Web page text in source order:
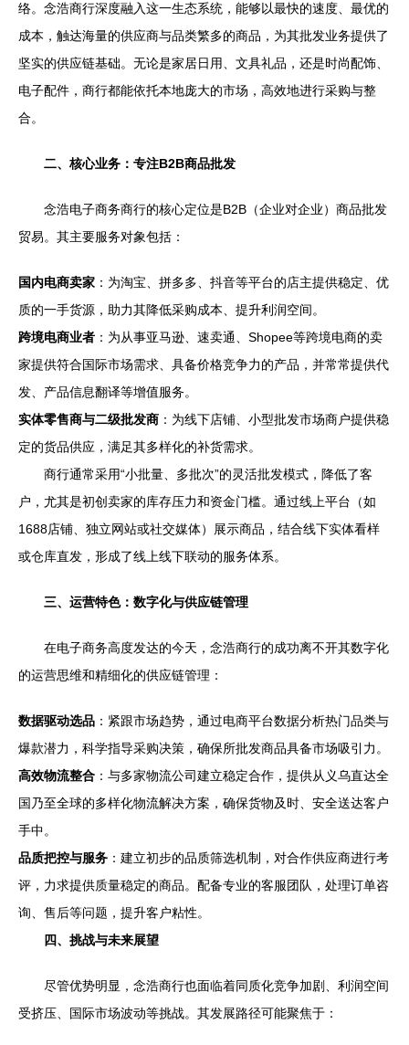
络。念浩商行深度融入这一生态系统，能够以最快的速度、最优的
成本，触达海量的供应商与品类繁多的商品，为其批发业务提供了
坚实的供应链基础。无论是家居日用、文具礼品，还是时尚配饰、
电子配件，商行都能依托本地庞大的市场，高效地进行采购与整
合。
二、核心业务：专注B2B商品批发
念浩电子商务商行的核心定位是B2B（企业对企业）商品批发
贸易。其主要服务对象包括：
国内电商卖家 ：为淘宝、拼多多、抖音等平台的店主提供稳定、优
质的一手货源，助力其降低采购成本、提升利润空间。
跨境电商业者 ：为从事亚马逊、速卖通、Shopee等跨境电商的卖
家提供符合国际市场需求、具备价格竞争力的产品，并常常提供代
发、产品信息翻译等增值服务。
实体零售商与二级批发商 ：为线下店铺、小型批发市场商户提供稳
定的货品供应，满足其多样化的补货需求。
商行通常采用“小批量、多批次”的灵活批发模式，降低了客
户，尤其是初创卖家的库存压力和资金门槛。通过线上平台（如
1688店铺、独立网站或社交媒体）展示商品，结合线下实体看样
或仓库直发，形成了线上线下联动的服务体系。
三、运营特色：数字化与供应链管理
在电子商务高度发达的今天，念浩商行的成功离不开其数字化
的运营思维和精细化的供应链管理：
数据驱动选品 ：紧跟市场趋势，通过电商平台数据分析热门品类与
爆款潜力，科学指导采购决策，确保所批发商品具备市场吸引力。
高效物流整合 ：与多家物流公司建立稳定合作，提供从义乌直达全
国乃至全球的多样化物流解决方案，确保货物及时、安全送达客户
手中。
品质把控与服务 ：建立初步的品质筛选机制，对合作供应商进行考
评，力求提供质量稳定的商品。配备专业的客服团队，处理订单咨
询、售后等问题，提升客户粘性。
四、挑战与未来展望
尽管优势明显，念浩商行也面临着同质化竞争加剧、利润空间
受挤压、国际市场波动等挑战。其发展路径可能聚焦于：